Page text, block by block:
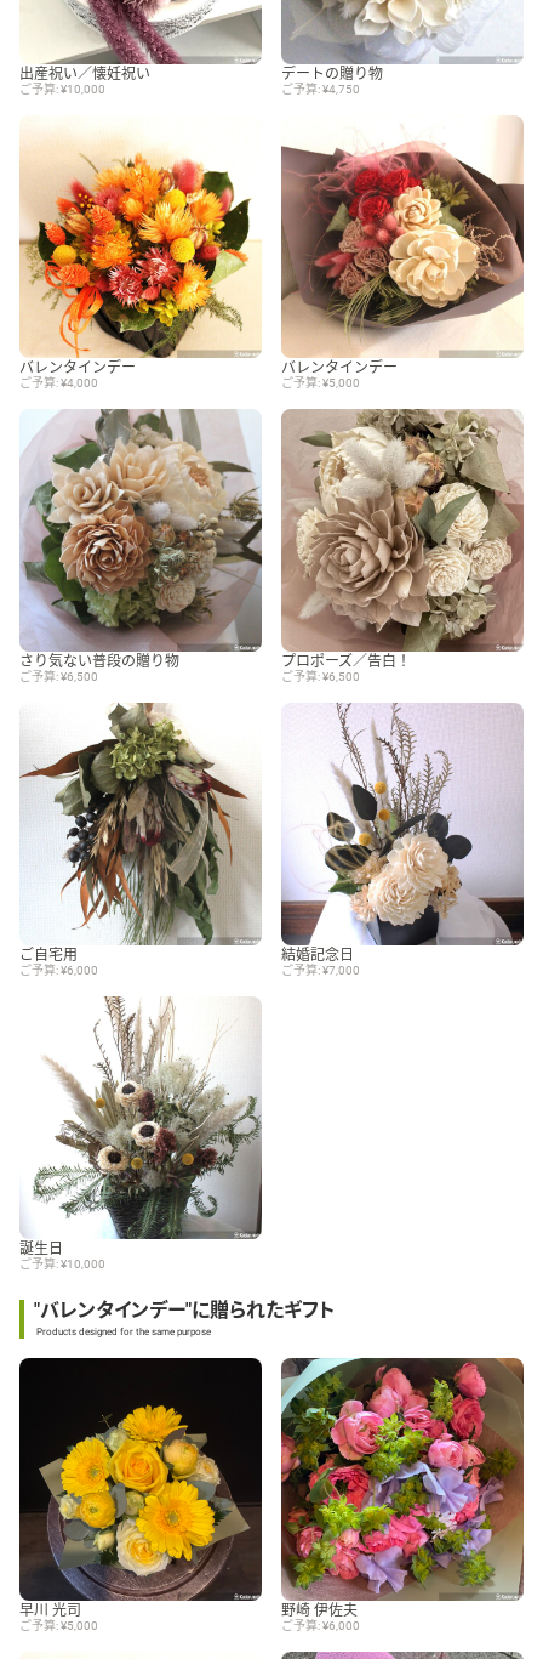
出産祝い／懐妊祝い
ご予算: ¥10,000
デートの贈り物
ご予算: ¥4,750
バレンタインデー
ご予算: ¥4,000
バレンタインデー
ご予算: ¥5,000
さり気ない普段の贈り物
ご予算: ¥6,500
プロポーズ／告白！
ご予算: ¥6,500
ご自宅用
ご予算: ¥6,000
結婚記念日
ご予算: ¥7,000
誕生日
ご予算: ¥10,000
"バレンタインデー"に贈られたギフト
Products designed for the same purpose
早川 光司
ご予算: ¥5,000
野崎 伊佐夫
ご予算: ¥6,000